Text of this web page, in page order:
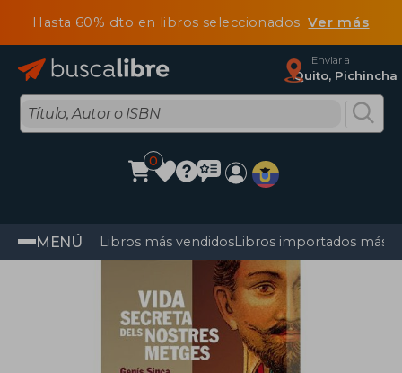
Hasta 60% dto en libros seleccionadosVer más
Enviar a
Quito, Pichincha
0
MENÚ Libros más vendidosLibros importados más